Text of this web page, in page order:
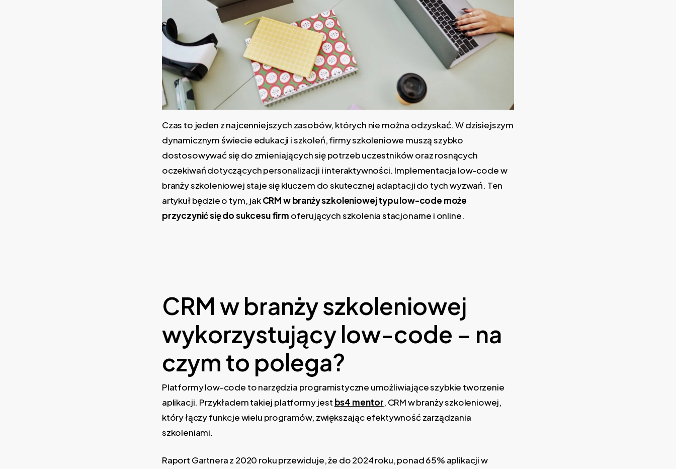
Czas to jeden z najcenniejszych zasobów, których nie można odzyskać. W dzisiejszym
dynamicznym świecie edukacji i szkoleń, firmy szkoleniowe muszą szybko
dostosowywać się do zmieniających się potrzeb uczestników oraz rosnących
oczekiwań dotyczących personalizacji i interaktywności. Implementacja low-code w
branży szkoleniowej staje się kluczem do skutecznej adaptacji do tych wyzwań. Ten
artykuł będzie o tym, jakCRM w branży szkoleniowej typu low-code może
przyczynić się do sukcesu firm oferujących szkolenia stacjonarne i online.
CRM w branży szkoleniowej
wykorzystujący low-code – na
czym to polega?
Platformy low-code to narzędzia programistyczne umożliwiające szybkie tworzenie
aplikacji. Przykładem takiej platformy jest bs4 mentor, CRM w branży szkoleniowej,
który łączy funkcje wielu programów, zwiększając efektywność zarządzania
szkoleniami.
Raport Gartnera z 2020 roku przewiduje, że do 2024 roku, ponad 65% aplikacji w